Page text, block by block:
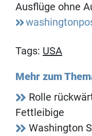
Ausflüge ohne
Tags: USA
Mehr zum
Rolle
Fettleibige
Washington